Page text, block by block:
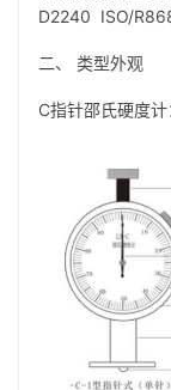
D2240 ISO/
二、 类型外观
C指针邵氏硬度计